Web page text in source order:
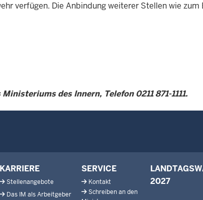
verfügen. Die Anbindung weiterer Stellen wie zum
des Innern, Telefon 0211 871-1111.
KARRIERE
Stellenangebote
Das IM als Arbeitgeber
SERVICE
Kontakt
Schreiben an den
2027